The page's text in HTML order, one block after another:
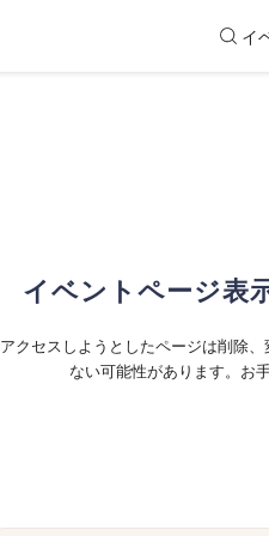
イ
イベントページ表
アクセスしようとしたページは削除
ない可能性があります。お